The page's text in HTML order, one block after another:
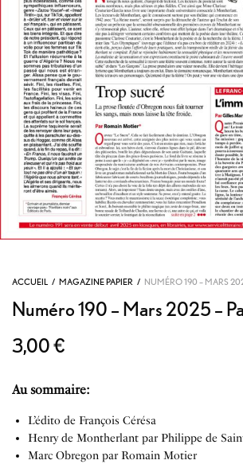
ACCUEIL / MAGAZINE PAPIER / NUMÉRO 190 – MARS
Numéro 190 – Mars 2025 –
3,00€
Au sommaire:
L’édito de François Cérésa
Henry de Montherlant par Philippe de
Marc Obregon par Romain Motier